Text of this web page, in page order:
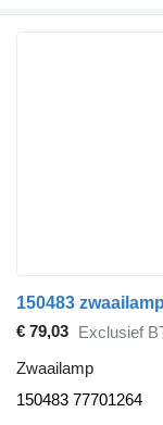
€ 79,03 Exclusief
Zwaailamp
150483 77701264